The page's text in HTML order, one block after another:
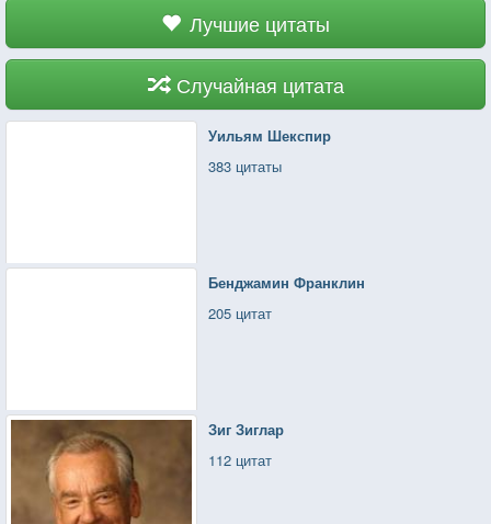
Лучшие цитаты
Случайная цитата
Уильям Шекспир
383 цитаты
Бенджамин Франклин
205 цитат
Зиг Зиглар
112 цитат